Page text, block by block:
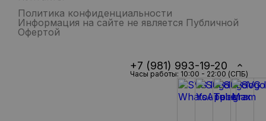
Политика конфиденциальности
Информация на сайте не является Публичной
Офертой
+7 (981) 993-19-20
Часы работы: 10:00 - 22:00 (СПБ)